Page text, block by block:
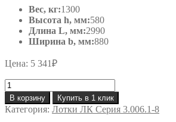
Вес, кг:1300
Высота h, мм:580
Длина L, мм:2990
Ширина b, мм:880
Цена: 5 341₽
Количество
товара
ЛК
300.90.60-
В корзину Купить в 1 клик
Категория: Лотки ЛК Серия 3.006.1-8